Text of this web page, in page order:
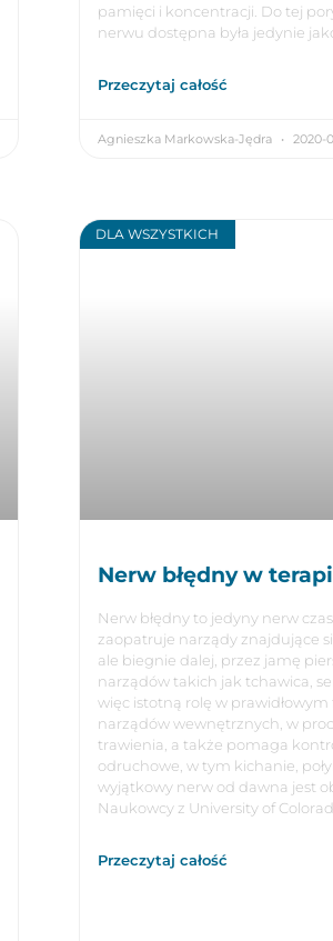
pamięci i koncentracji. Do tej
nerwu dostępna była jedynie
Przeczytaj całość
Agnieszka Markowska-Jędra 2020-
DLA WSZYSTKICH
Nerw błędny w
Nerw błędny to jedyny nerw
zaopatruje narządy znajdujące
ale biegnie dalej, przez jamę
narządów takich jak tchawica,
więc istotną rolę w
narządów wewnętrznych, w
trawienia, a także pomaga
odruchowe, w tym kichanie,
wyjątkowy nerw od dawna jest
Naukowcy z University of
Przeczytaj całość